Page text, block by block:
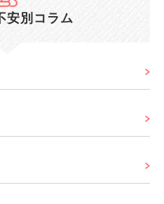
安別コラム